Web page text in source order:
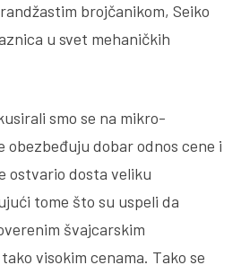
brojčanikom, Seiko
u svet mehaničkih
smo se na mikro-
obezbeđuju dobar odnos cene i
ostvario dosta veliku
tome što su uspeli da
švajcarskim
visokim cenama. Tako se